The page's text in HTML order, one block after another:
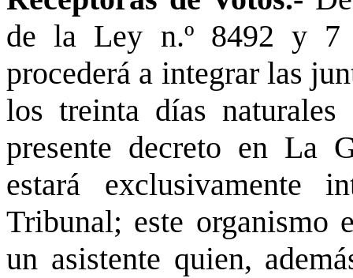
de la Ley n.º 8492 y 7
procederá a integrar las
los treinta días
presente decreto en La
estará exclusivamente
Tribunal; este organismo
un asistente quien,